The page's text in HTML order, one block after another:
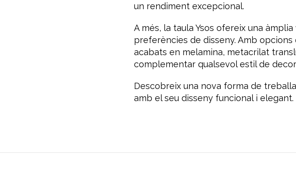
un rendiment excepcional.
A més, la taula Ysos ofereix una
preferències de disseny. Amb opcions
acabats en melamina, metacrilat
complementar qualsevol estil de
Descobreix una nova forma de
amb el seu disseny funcional i elegant.